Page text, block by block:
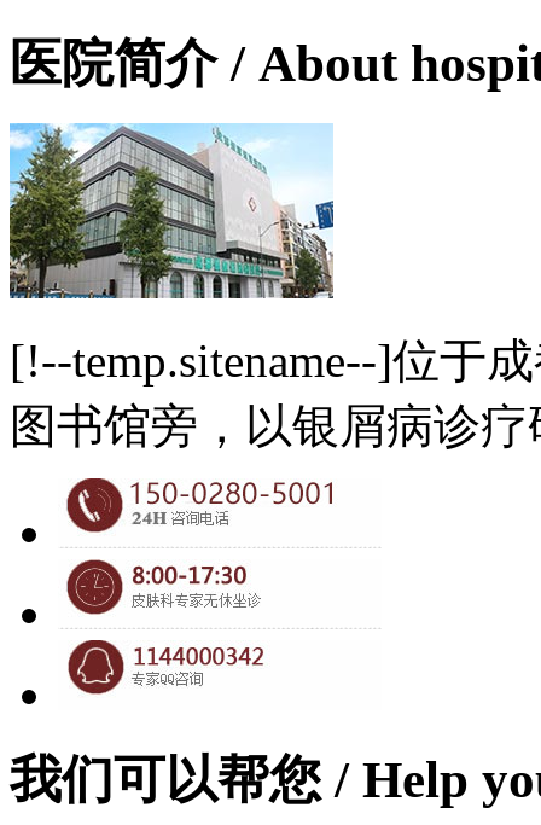
医院简介 / About
[!--temp.sitename--]位于
图书馆旁，以银屑病诊
我们可以帮您 / Help